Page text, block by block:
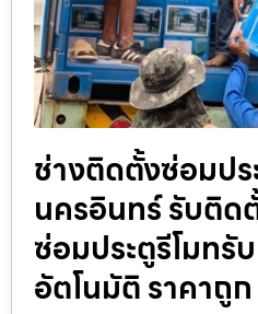
ช่างติดตั้งซ่อมป
นครอินทร์ รับติด
ซ่อมประตูรีโมทรั
อัตโนมัติ ราคาถูก